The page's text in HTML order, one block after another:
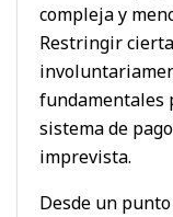
compleja y
Restringir
fundamentales
sistema de
imprevista.
Desde un